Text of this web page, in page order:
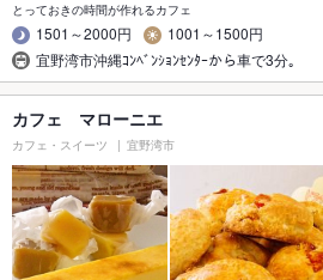
とっておきの時間が作れるカフェ
1501～2000円
1001～1500円
宜野湾市沖縄ｺﾝﾍﾞﾝｼｮﾝｾﾝﾀｰから車で3分｡
カフェ マローニエ
カフェ・スイーツ 宜野湾市